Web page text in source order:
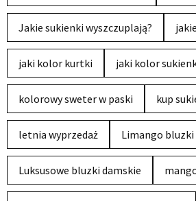
Jakie sukienki wyszczuplają?
jaki kolor kurtki jaki kolor
kolorowy sweter w paski kup
letnia wyprzedaż Limango bluzki
Luksusowe bluzki damskie